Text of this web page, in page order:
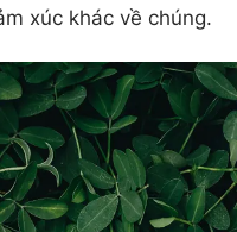
xúc khác về chúng.